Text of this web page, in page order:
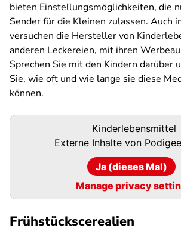
bieten Einstellungsmöglichkeiten, die
Sender für die Kleinen zulassen. Auch
versuchen die Hersteller von
anderen Leckereien, mit ihren
Sprechen Sie mit den Kindern darüber
Sie, wie oft und wie lange sie diese
können.
Podigee-
Kinderlebensmittel
Externe Inhalte von Podigee
Ja (dieses Mal)
Manage privacy
Frühstückscerealien